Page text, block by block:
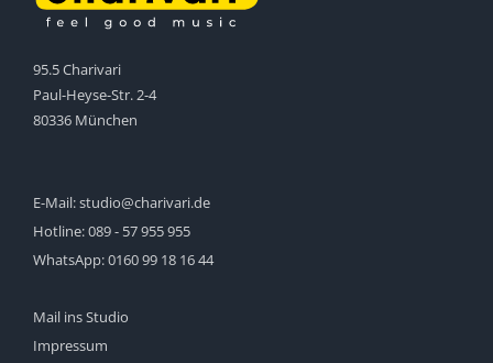
95.5 Charivari
Paul-Heyse-Str. 2-4
80336 München
E-Mail:studio@charivari.de
Hotline:089 - 57 955 955
WhatsApp:0160 99 18 16 44
Mail ins Studio
Impressum